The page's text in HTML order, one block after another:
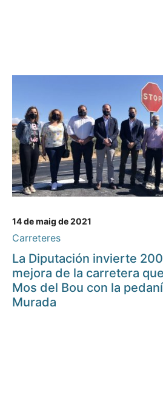
14 de maig de 2021
Carreteres
La Diputación invierte
mejora de la carretera
Mos del Bou con la
Murada